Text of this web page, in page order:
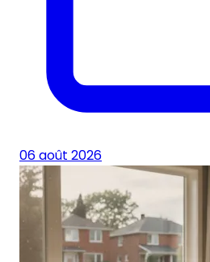
06 août 2026